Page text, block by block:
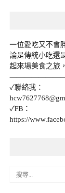
一位愛吃又不會
論是傳統小吃還
起來場美食之旅
✓聯絡我：
✓FB：
https://
搜